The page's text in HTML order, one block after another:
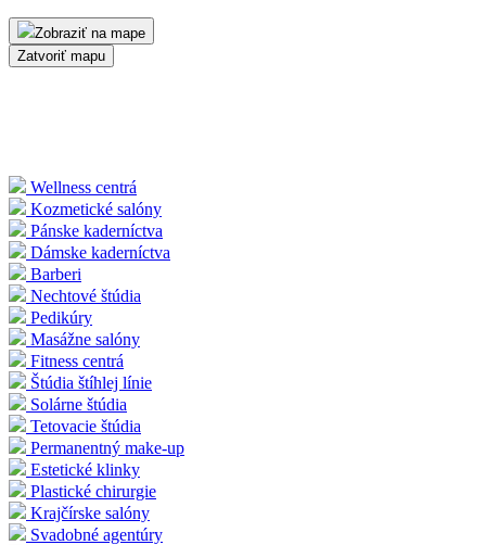
Zobraziť na mape
Zatvoriť mapu
Wellness centrá
Kozmetické salóny
Pánske kaderníctva
Dámske kaderníctva
Barberi
Nechtové štúdia
Pedikúry
Masážne salóny
Fitness centrá
Štúdia štíhlej línie
Solárne štúdia
Tetovacie štúdia
Permanentný make-up
Estetické klinky
Plastické chirurgie
Krajčírske salóny
Svadobné agentúry